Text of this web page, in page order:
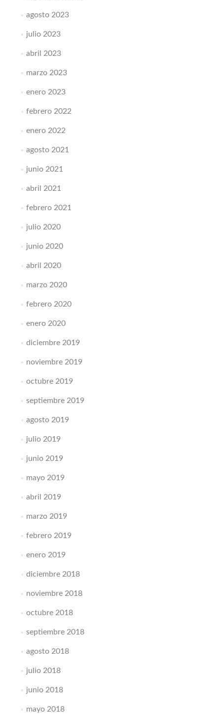
agosto 2023
julio 2023
abril 2023
marzo 2023
enero 2023
febrero 2022
enero 2022
agosto 2021
junio 2021
abril 2021
febrero 2021
julio 2020
junio 2020
abril 2020
marzo 2020
febrero 2020
enero 2020
diciembre 2019
noviembre 2019
octubre 2019
septiembre 2019
agosto 2019
julio 2019
junio 2019
mayo 2019
abril 2019
marzo 2019
febrero 2019
enero 2019
diciembre 2018
noviembre 2018
octubre 2018
septiembre 2018
agosto 2018
julio 2018
junio 2018
mayo 2018